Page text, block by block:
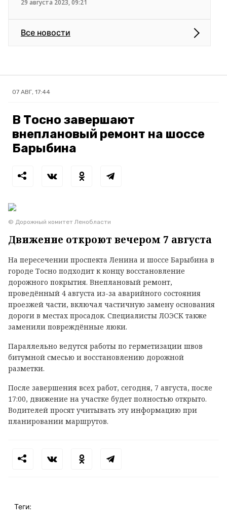
29 августа 2023, 09:21
Все новости
07 АВГ, 17:44
В Тосно завершают
внеплановый ремонт на шоссе
Барыбина
© Дорожный комитет Ленобласти
Движение откроют вечером 7 августа
На пересечении проспекта Ленина и шоссе Барыбина в
городе Тосно подходит к концу восстановление
дорожного покрытия. Внеплановый ремонт,
проведённый 4 августа из-за аварийного состояния
проезжей части, включал частичную замену основания
дороги в местах просадок. Специалисты ЛОЭСК также
заменили повреждённые люки.
Параллельно ведутся работы по герметизации швов
битумной смесью и восстановлению дорожной
разметки.
После завершения всех работ, сегодня, 7 августа, после
17:00, движение на участке будет полностью открыто.
Водителей просят учитывать эту информацию при
планировании маршрутов.
Теги: